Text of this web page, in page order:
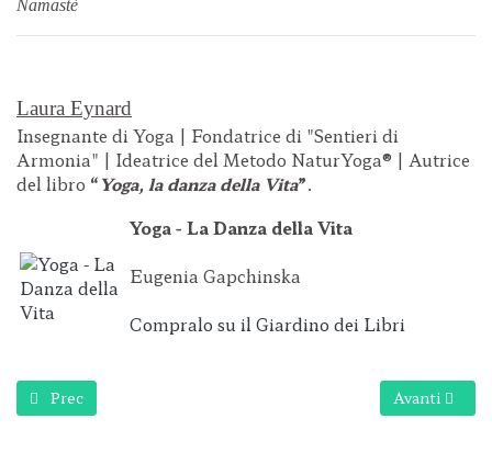
Namastè
Laura Eynard
Insegnante di Yoga | Fondatrice di "Sentieri di
Armonia" | Ideatrice del Metodo NaturYoga® | Autrice
del libro “Yoga, la danza della Vita”.
Yoga - La Danza della Vita
Eugenia Gapchinska
Compralo su il Giardino dei Libri
Articolo precedente: La leggerezza
Prec Articolo
Avanti